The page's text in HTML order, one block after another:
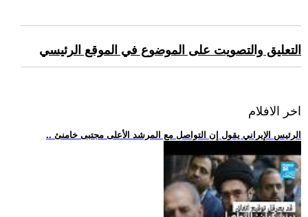
التعليق والتصويت على الموضوع في الموقع الرئيسي
اخر الافلام
.. الرئيس الإيراني يقول إن التواصل مع المرشد الأعلى مجتبى خامنئ